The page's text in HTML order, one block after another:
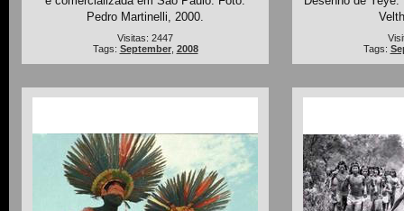
Pedro Martinelli, 2000.
Visitas: 2447
Tags: September, 2008
Tags: